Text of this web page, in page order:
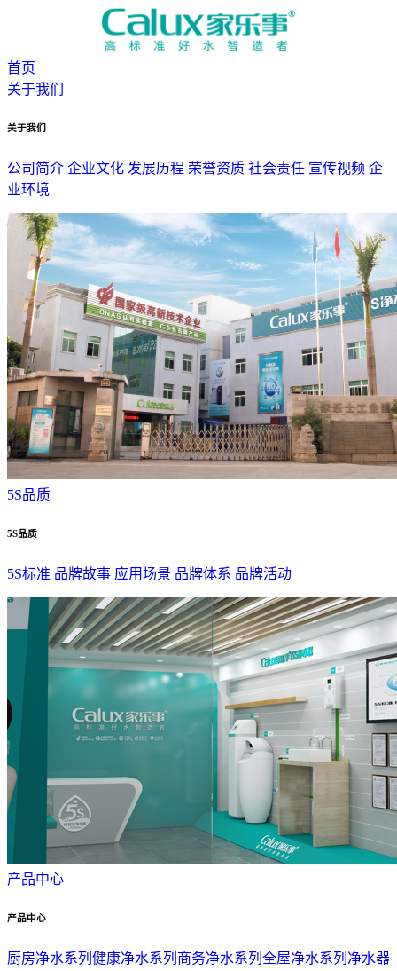
首页
关于我们
关于我们
公司简介 企业文化 发展历程 荣誉资质 社会责任 宣传视频 企
业环境
5S品质
5S品质
5S标准 品牌故事 应用场景 品牌体系 品牌活动
产品中心
产品中心
厨房净水系列 健康净水系列 商务净水系列 全屋净水系列 净水器